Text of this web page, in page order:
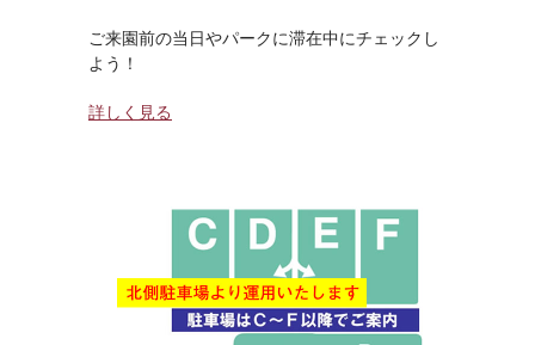
ご来園前の当日やパークに滞在中にチェックし
よう！
詳しく見る